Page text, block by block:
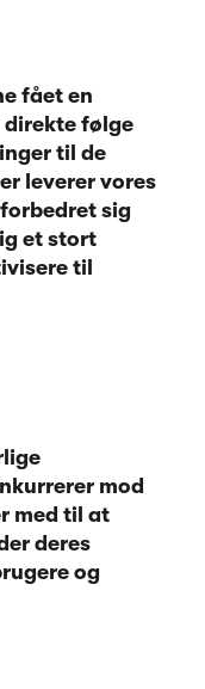
fået en
direkte følge
til de
leverer vores
sig
et stort
til
mod
med til at
deres
og